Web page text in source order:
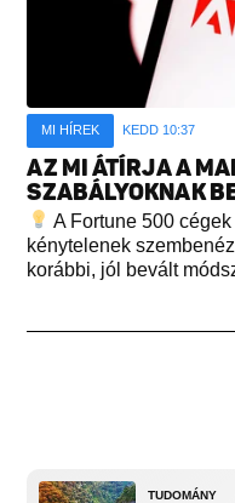
MI HÍREK KEDD 10:37
AZ MI ÁTÍRJA A
SZABÁLYOKNAK
A Fortune 500
kénytelenek
korábbi, jól bevált
TUDOMÁNY